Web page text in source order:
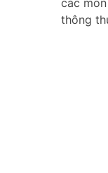
các
thông